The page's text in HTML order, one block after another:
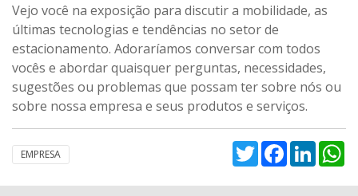
Vejo você na exposição para discutir a mobilidade, as
últimas tecnologias e tendências no setor de
estacionamento. Adoraríamos conversar com todos
vocês e abordar quaisquer perguntas, necessidades,
sugestões ou problemas que possam ter sobre nós ou
sobre nossa empresa e seus produtos e serviços.
EMPRESA TwitterFacebook